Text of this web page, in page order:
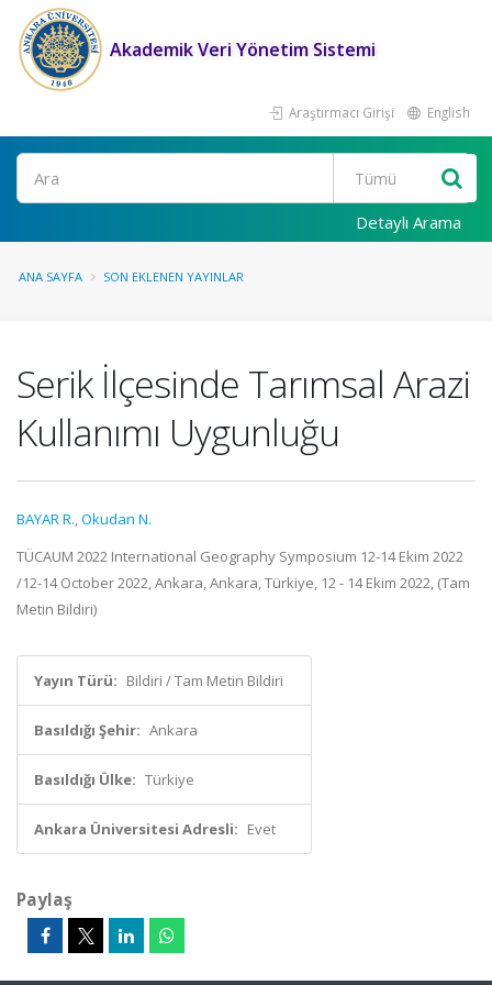
Akademik Veri Yönetim Sistemi
Araştırmacı Girişi English
Ara
Detaylı Arama
ANA SAYFA SON EKLENEN YAYINLAR
Serik İlçesinde Tarımsal Arazi
Kullanımı Uygunluğu
BAYAR R.,Okudan N.
TÜCAUM 2022 International Geography Symposium 12-14 Ekim 2022
/12-14 October 2022, Ankara, Ankara, Türkiye, 12 - 14 Ekim 2022, (Tam
Metin Bildiri)
Yayın Türü: Bildiri / Tam Metin Bildiri
Basıldığı Şehir: Ankara
Basıldığı Ülke: Türkiye
Ankara Üniversitesi Adresli: Evet
Paylaş